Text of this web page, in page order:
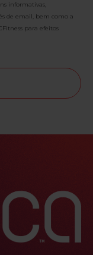
informativas,
de email, bem como a
para efeitos